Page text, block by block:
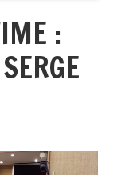
: